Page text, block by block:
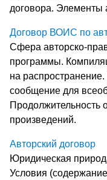
договора. Элементы
Договор ВОИС по
Сфера авторско-
программы.
на
сообщение для
Продолжительность
произведений.
Авторский договор
Юридическая
Условия